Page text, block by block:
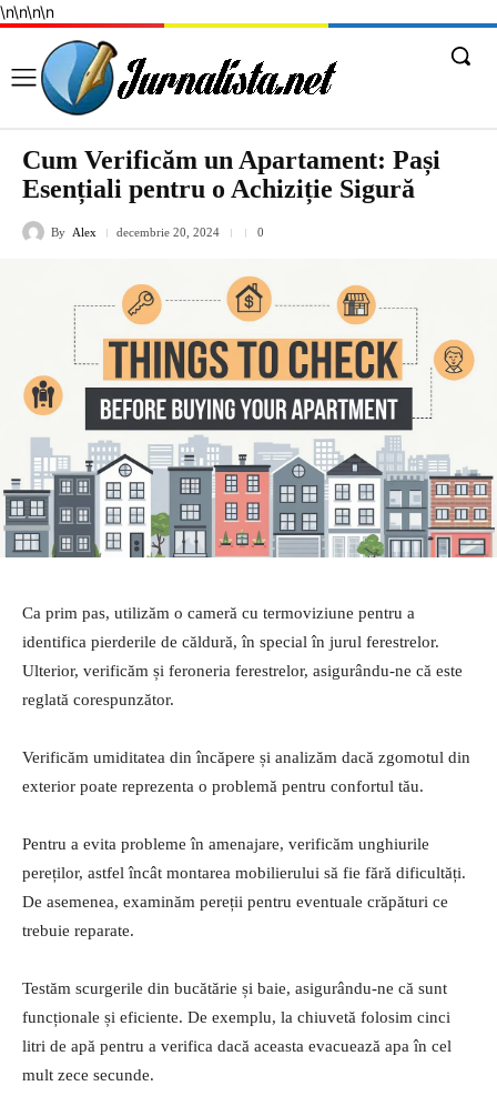
\n\n\n\n
Cum Verificăm un Apartament: Pași
Esențiali pentru o Achiziție Sigură
By Alex decembrie 20, 2024 0
Ca prim pas, utilizăm o cameră cu termoviziune pentru a
identifica pierderile de căldură, în special în jurul ferestrelor.
Ulterior, verificăm și feroneria ferestrelor, asigurându-ne că este
reglată corespunzător.
Verificăm umiditatea din încăpere și analizăm dacă zgomotul din
exterior poate reprezenta o problemă pentru confortul tău.
Pentru a evita probleme în amenajare, verificăm unghiurile
pereților, astfel încât montarea mobilierului să fie fără dificultăți.
De asemenea, examinăm pereții pentru eventuale crăpături ce
trebuie reparate.
Testăm scurgerile din bucătărie și baie, asigurându-ne că sunt
funcționale și eficiente. De exemplu, la chiuvetă folosim cinci
litri de apă pentru a verifica dacă aceasta evacuează apa în cel
mult zece secunde.